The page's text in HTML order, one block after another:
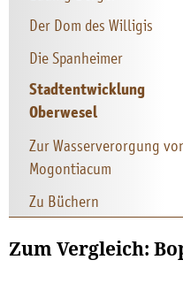
Der Dom des Willigis
Die Spanheimer
Stadtentwicklung
Oberwesel
Zur Wasserverorgung
Mogontiacum
Zu Büchern
Zum Vergleich: